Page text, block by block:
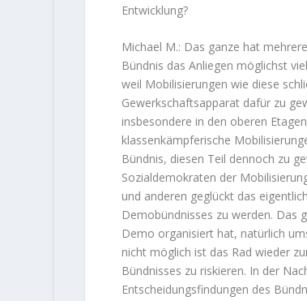
Entwicklung?
Michael M.: Das ganze hat
Bündnis das Anliegen möglichst
weil Mobilisierungen wie diese
Gewerkschaftsapparat dafür zu
insbesondere in den oberen
klassenkämpferische
Bündnis, diesen Teil dennoch zu
Sozialdemokraten der
und anderen geglückt das
Demobündnisses zu werden. Das
Demo organisiert hat, natürlich
nicht möglich ist das Rad wieder
Bündnisses zu riskieren. In der
Entscheidungsfindungen des